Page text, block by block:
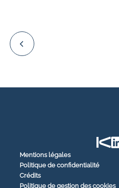
Mentions légales
Politique de confidentialité
Crédits
Politique de gestion des cookies